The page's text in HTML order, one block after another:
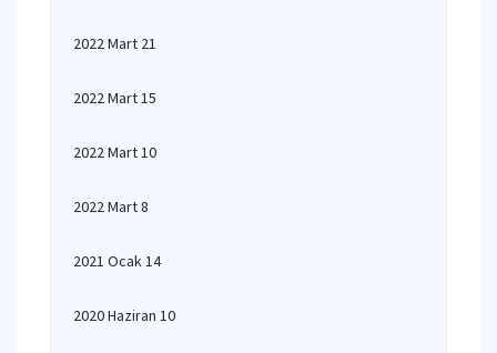
2022 Mart 21
2022 Mart 15
2022 Mart 10
2022 Mart 8
2021 Ocak 14
2020 Haziran 10